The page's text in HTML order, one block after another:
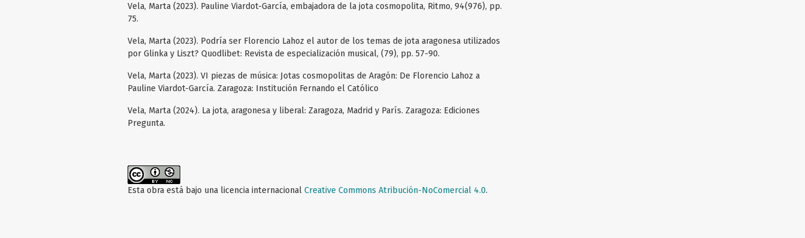
Vela, Marta (2023). Pauline Viardot-García, embajadora de la jota cosmopolita, Ritmo, 94(976), pp.
75.
Vela, Marta (2023). Podría ser Florencio Lahoz el autor de los temas de jota aragonesa utilizados
por Glinka y Liszt? Quodlibet: Revista de especialización musical, (79), pp. 57-90.
Vela, Marta (2023). VI piezas de música: Jotas cosmopolitas de Aragón: De Florencio Lahoz a
Pauline Viardot-García. Zaragoza: Institución Fernando el Católico
Vela, Marta (2024). La jota, aragonesa y liberal: Zaragoza, Madrid y París. Zaragoza: Ediciones
Pregunta.
Esta obra está bajo una licencia internacional Creative Commons Atribución-NoComercial 4.0.